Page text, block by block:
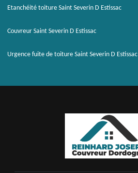
Etanchéité toiture Saint Severin D Estissac
Couvreur Saint Severin D Estissac
Urgence fuite de toiture Saint Severin D Estissac